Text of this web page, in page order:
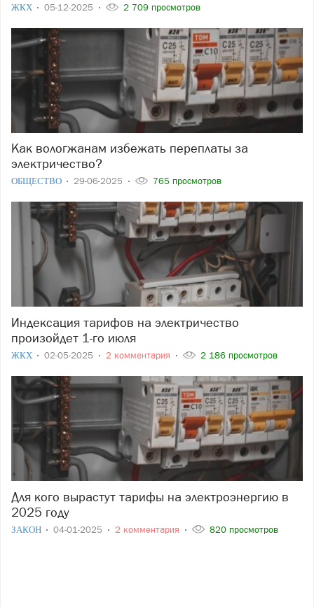
ЖКХ 05-12-2025 2 709 просмотров
Как вологжанам избежать переплаты за
электричество?
ОБЩЕСТВО 29-06-2025 765 просмотров
Индексация тарифов на электричество
произойдет 1-го июля
ЖКХ 02-05-2025 2 комментария 2 186 просмотров
Для кого вырастут тарифы на электроэнергию в
2025 году
ЗАКОН 04-01-2025 2 комментария 820 просмотров